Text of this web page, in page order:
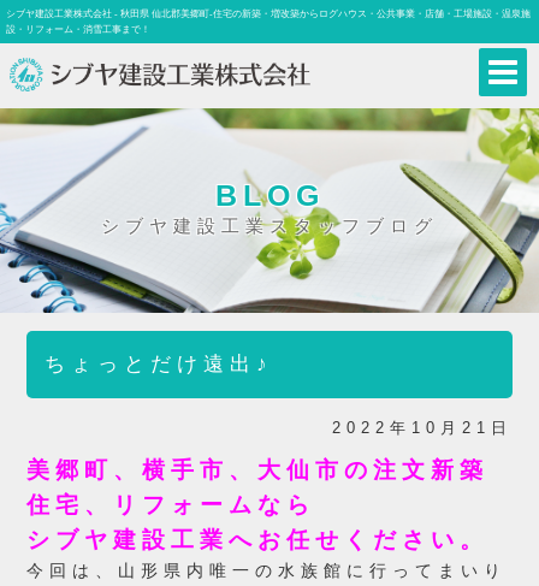
シブヤ建設工業株式会社 - 秋田県 仙北郡美郷町-住宅の新築・増改築からログハウス・公共事業・店舗・工場施設・温泉施
設・リフォーム・消雪工事まで！
BLOG
シブヤ建設工業スタッフブログ
ちょっとだけ遠出♪
2022年10月21日
美郷町、横手市、大仙市の注文新築
住宅、リフォームなら
シブヤ建設工業へお任せください。
今回は、山形県内唯一の水族館に行ってまいり